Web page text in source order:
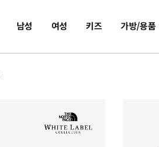
남성 여성 키즈 가방/용품